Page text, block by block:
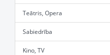
Teātris, Opera
Sabiedrība
Kino, TV